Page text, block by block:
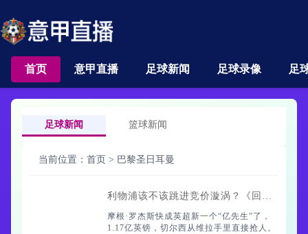
首页 意甲直播 足球新闻 足球录像 足
足球新闻 篮球新闻
当前位置： 首页 > 巴黎圣日耳曼
利物浦该不该跳进竞价漩涡？《回声报》点出关键信号
摩根·罗杰斯快成英超新一个“亿先生”了，
1.17亿英镑，切尔西从维拉手里直接抢人。